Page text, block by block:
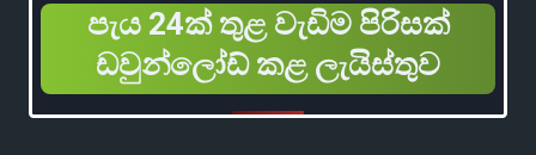
පැය 24ක් තුළ වැඩිම පිරිසක්
ඩවුන්ලෝඩ් කළ ලැයිස්තුව